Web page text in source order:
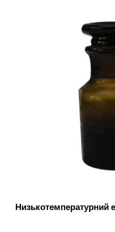
Низькотемпературний